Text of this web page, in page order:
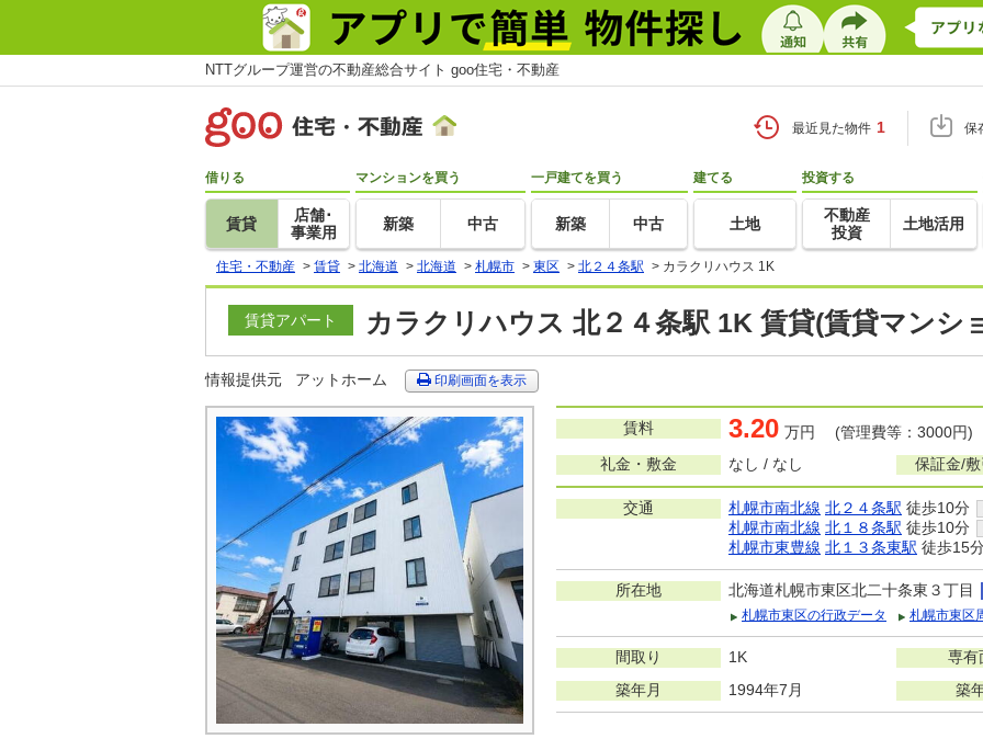
NTTグループ運営の不動産総合サイト goo住宅・不動産
最近見た物件 1 保
借りる
賃貸
店舗･
事業用
マンションを買う
新築 中古
一戸建てを買う
新築 中古
建てる
土地
投資する
不動産
投資
土地活用
住宅・不動産 > 賃貸 > 北海道 > 北海道 > 札幌市 > 東区 > 北２４条駅 > カラクリハウス 1K
賃貸アパート カラクリハウス 北２４条駅 1K 賃貸(賃貸マンシ
情報提供元 アットホーム 印刷画面を表示
賃料 3.20 万円 (管理費等：3000円)
礼金・敷金
なし / なし 保証金/
交通 札幌市南北線 北２４条駅 徒歩10分
札幌市南北線 北１８条駅 徒歩10分
札幌市東豊線 北１３条東駅 徒歩15
所在地 北海道札幌市東区北二十条東３丁目
札幌市東区の行政データ
札幌市東区
間取り 1K 専有
築年月 1994年7月 築